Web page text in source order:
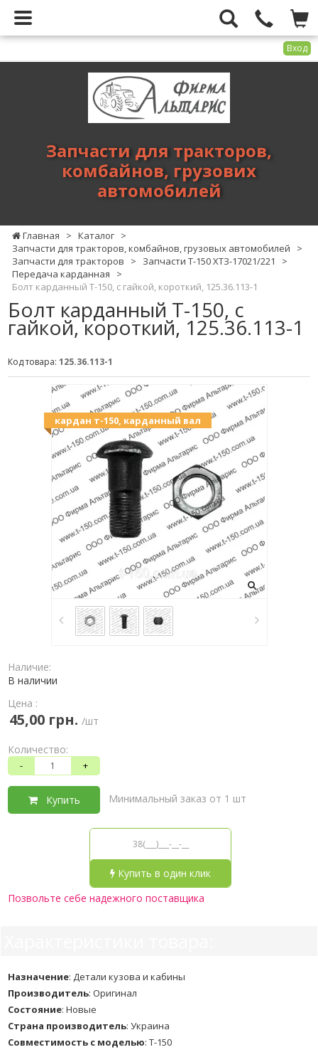
Вход
тракторов,
комбайнов,
Запчасти для тракторов,
комбайнов, грузових
автомобилей
Главная > Каталог >
Запчасти для тракторов, комбайнов, грузовых автомобилей
>
Запчасти для тракторов
> Запчасти Т-150 ХТЗ-17021/221
>
Передача карданная
>
Болт карданный Т-150, с гайкой, короткий, 125.36.113-1
Болт карданный Т-150, с
гайкой, короткий, 125.36.113-1
Код товара: 125.36.113-1
кардан т-150, карданный вал
Наличие:
В наличии
Цена :
45,00 грн. /шт
Количество:
- +
Купить Минимальный заказ от 1 шт
Купить в один клик
Позвольте себе надежного поставщика
Назначение: Детали кузова и кабины
Производитель: Оригинал
Состояние: Новые
Страна производитель: Украина
Совместимость с моделью: Т-150